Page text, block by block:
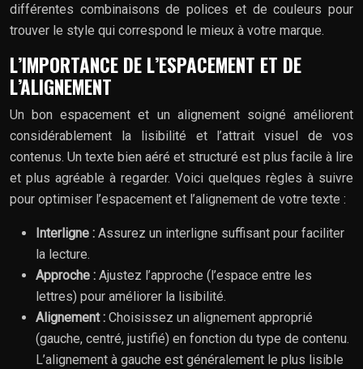
différentes combinaisons de polices et de couleurs pour
trouver le style qui correspond le mieux à votre marque.
L’IMPORTANCE DE L’ESPACEMENT ET DE
L’ALIGNEMENT
Un bon espacement et un alignement soigné améliorent
considérablement la lisibilité et l’attrait visuel de vos
contenus. Un texte bien aéré et structuré est plus facile à lire
et plus agréable à regarder. Voici quelques règles à suivre
pour optimiser l’espacement et l’alignement de votre texte :
Interligne : Assurez un interligne suffisant pour faciliter
la lecture.
Approche : Ajustez l’approche (l’espace entre les
lettres) pour améliorer la lisibilité.
Alignement : Choisissez un alignement approprié
(gauche, centré, justifié) en fonction du type de contenu.
L’alignement à gauche est généralement le plus lisible